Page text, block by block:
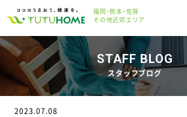
福岡・熊本・佐賀
その他近郊エリア
STAFF BLOG
スタッフブログ
2023.07.08